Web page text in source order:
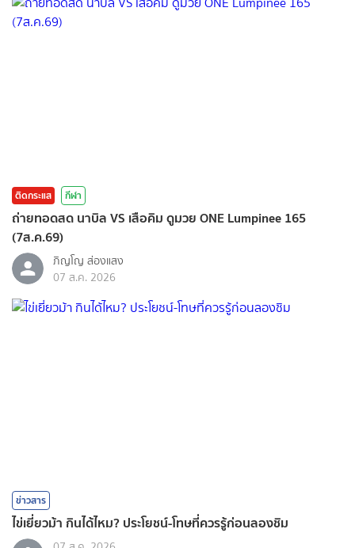
ติดกระแส กีฬา
ถ่ายทอดสด นาบิล VS เสือคิม ดูมวย ONE Lumpinee 165
(7ส.ค.69)
ภิญโญ ส่องแสง
07 ส.ค. 2026
ข่าวสาร
ไข่เยี่ยวม้า กินได้ไหม? ประโยชน์-โทษที่ควรรู้ก่อนลองชิม